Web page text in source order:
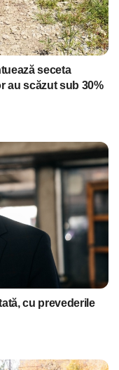
seceta
au scăzut sub 30%
cu prevederile